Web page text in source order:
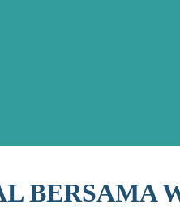
BERSAMA